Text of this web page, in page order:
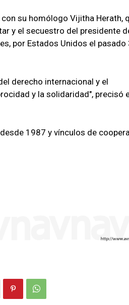
su homólogo Vijitha Herath,
y el secuestro del presidente
por Estados Unidos el pasado
derecho internacional y el
y la solidaridad", precisó
1987 y vínculos de